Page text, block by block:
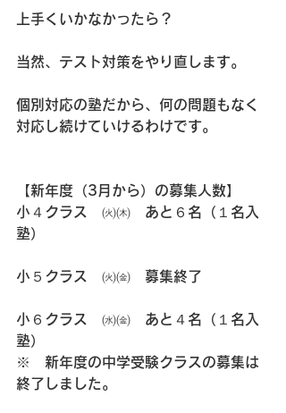
上手くいかなかったら？
当然、テスト対策をやり直します。
個別対応の塾だから、何の問題もなく
対応し続けていけるわけです。
【新年度（3月から）の募集人数】
小４クラス　㈫㈭　あと６名（１名入
塾）
小５クラス　㈫㈮　募集終了
小６クラス　㈬㈮　あと４名（１名入
塾）
※　新年度の中学受験クラスの募集は
終了しました。